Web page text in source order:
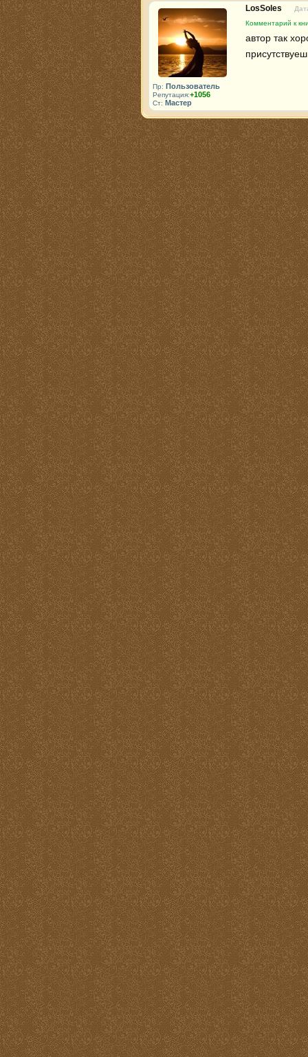
Пр: Пользователь
Репутация:+1056
Ст: Мастер
LosSoles
Комментарий к
автор так